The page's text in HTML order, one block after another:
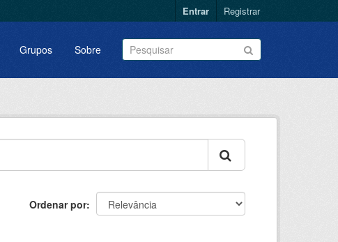
Entrar Registrar
Grupos Sobre
Ordenar por